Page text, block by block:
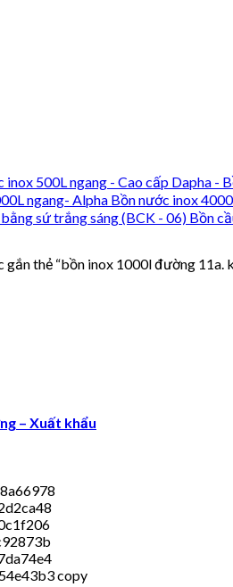
Dapha -
Bồn nước inox
Bồn
gắn thẻ “bồn inox 1000l đường 11a.
– Xuất khẩu